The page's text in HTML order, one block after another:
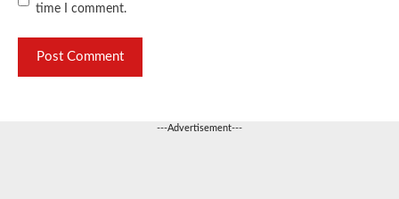
time I comment.
---Advertisement---